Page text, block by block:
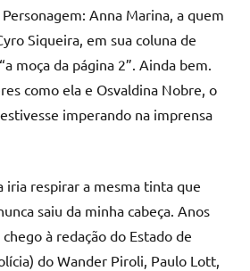
Anna Marina, a quem
Siqueira, em sua coluna de
moça da página 2”. Ainda bem.
como ela e Osvaldina Nobre, o
imperando na imprensa
iria respirar a mesma tinta que
saiu da minha cabeça. Anos
à redação do Estado de
do Wander Piroli, Paulo Lott,